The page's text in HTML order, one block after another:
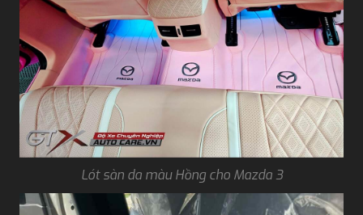
Lót sàn da màu Hồng cho Mazda 3